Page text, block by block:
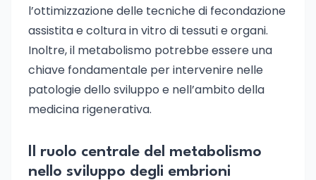
l’ottimizzazione delle tecniche di fecondazione
assistita e coltura in vitro di tessuti e organi.
Inoltre, il metabolismo potrebbe essere una
chiave fondamentale per intervenire nelle
patologie dello sviluppo e nell’ambito della
medicina rigenerativa.
Il ruolo centrale del metabolismo
nello sviluppo degli embrioni